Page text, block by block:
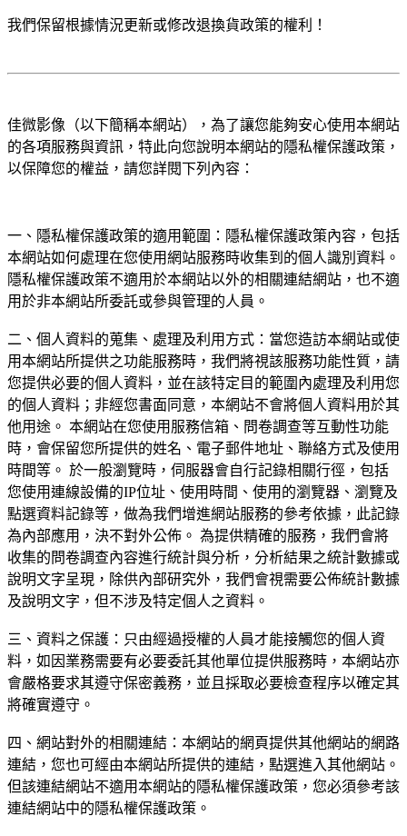
我們保留根據情況更新或修改退換貨政策的權利！
佳微影像（以下簡稱本網站），為了讓您能夠安心使用本網站
的各項服務與資訊，特此向您說明本網站的隱私權保護政策，
以保障您的權益，請您詳閱下列內容：
一、隱私權保護政策的適用範圍：隱私權保護政策內容，包括
本網站如何處理在您使用網站服務時收集到的個人識別資料。
隱私權保護政策不適用於本網站以外的相關連結網站，也不適
用於非本網站所委託或參與管理的人員。
二、個人資料的蒐集、處理及利用方式：當您造訪本網站或使
用本網站所提供之功能服務時，我們將視該服務功能性質，請
您提供必要的個人資料，並在該特定目的範圍內處理及利用您
的個人資料；非經您書面同意，本網站不會將個人資料用於其
他用途。 本網站在您使用服務信箱、問卷調查等互動性功能
時，會保留您所提供的姓名、電子郵件地址、聯絡方式及使用
時間等。 於一般瀏覽時，伺服器會自行記錄相關行徑，包括
您使用連線設備的IP位址、使用時間、使用的瀏覽器、瀏覽及
點選資料記錄等，做為我們增進網站服務的參考依據，此記錄
為內部應用，決不對外公佈。 為提供精確的服務，我們會將
收集的問卷調查內容進行統計與分析，分析結果之統計數據或
說明文字呈現，除供內部研究外，我們會視需要公佈統計數據
及說明文字，但不涉及特定個人之資料。
三、資料之保護：只由經過授權的人員才能接觸您的個人資
料，如因業務需要有必要委託其他單位提供服務時，本網站亦
會嚴格要求其遵守保密義務，並且採取必要檢查程序以確定其
將確實遵守。
四、網站對外的相關連結：本網站的網頁提供其他網站的網路
連結，您也可經由本網站所提供的連結，點選進入其他網站。
但該連結網站不適用本網站的隱私權保護政策，您必須參考該
連結網站中的隱私權保護政策。